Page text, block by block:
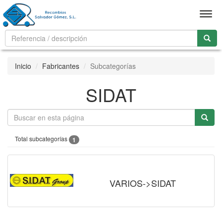
Inicio Fabricantes Subcategorías
SIDAT
Total subcategorías 1
VARIOS->SIDAT